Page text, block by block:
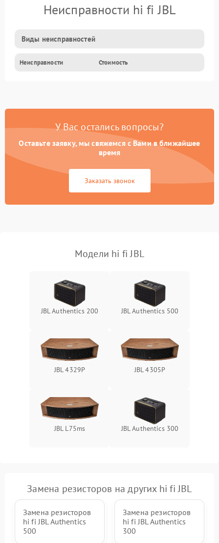
Неисправности hi fi JBL
Виды неисправностей
Неисправности Стоимость
У Вас остались вопросы?
Оставьте заявку, мы свяжемся с Вами в ближайшее
время
Заказать звонок
Модели hi fi JBL
JBL Authentics 200 JBL Authentics 500
JBL 4329P JBL 4305P
JBL L75ms JBL Authentics 300
Замена резисторов на других hi fi JBL
Замена резисторов
hi fi JBL Authentics
500
Замена резисторов
hi fi JBL Authentics
300